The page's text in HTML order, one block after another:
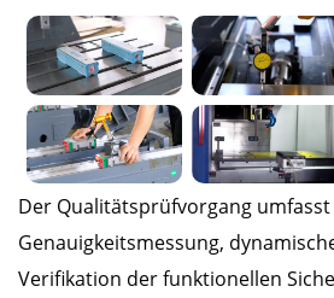
Der Qualitätsprüfvorgang
Genauigkeitsmessung,
Verifikation der funktionellen